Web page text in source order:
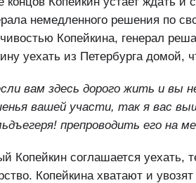
немедленного решения по
Копейкина, генерал
уехать из Петербурга домой,
вам здесь дорого жить и вы
вашей участи, так я вас
препроводить его на
Копейкин соглашается уехать,
Копейкина хватают и